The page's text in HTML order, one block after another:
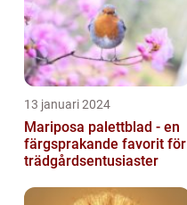
13 januari 2024
Mariposa palettblad - en
färgsprakande favorit för
trädgårdsentusiaster